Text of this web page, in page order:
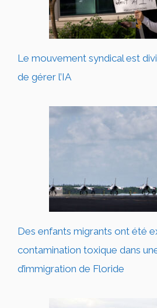
Le mouvement syndical est
de gérer l’IA
Des enfants migrants ont été
contamination toxique dans
d’immigration de Floride